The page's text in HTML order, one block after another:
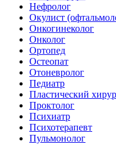
Нефролог
Окулист
Онкогинеколог
Онколог
Ортопед
Остеопат
Отоневролог
Педиатр
Пластический
Проктолог
Психиатр
Психотерапевт
Пульмонолог